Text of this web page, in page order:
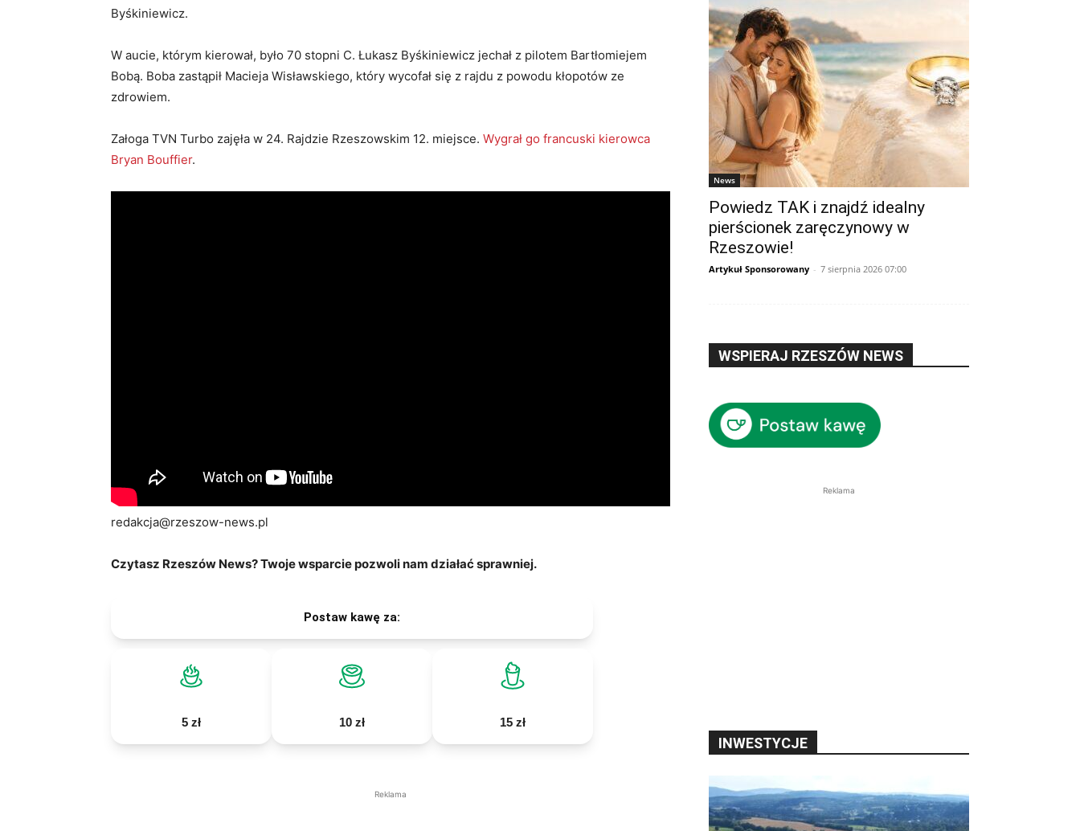
Byśkiniewicz.
W aucie, którym kierował, było 70 stopni C. Łukasz Byśkiniewicz jechał z pilotem Bartłomiejem
Bobą. Boba zastąpił Macieja Wisławskiego, który wycofał się z rajdu z powodu kłopotów ze
zdrowiem.
Załoga TVN Turbo zajęła w 24. Rajdzie Rzeszowskim 12. miejsce. Wygrał go francuski kierowca
Bryan Bouffier.
redakcja@rzeszow-news.pl
Czytasz Rzeszów News? Twoje wsparcie pozwoli nam działać sprawniej.
Postaw kawę za:
5 zł 10 zł 15 zł
Reklama
News
Powiedz TAK i znajdź idealny
pierścionek zaręczynowy w
Rzeszowie!
Artykuł Sponsorowany - 7 sierpnia 2026 07:00
WSPIERAJ RZESZÓW NEWS
Reklama
INWESTYCJE